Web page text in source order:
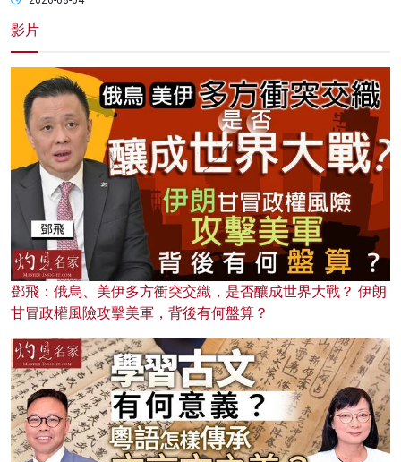
影片
鄧飛：俄烏、美伊多方衝突交織，是否釀成世界大戰？ 伊朗
甘冒政權風險攻擊美軍，背後有何盤算？